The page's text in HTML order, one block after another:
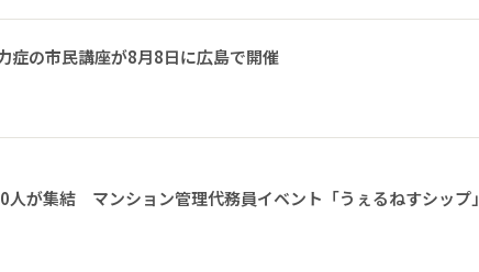
の市民講座が8月8日に広島で開催
人が集結 マンション管理代務員イベント「うぇるねすシップ」